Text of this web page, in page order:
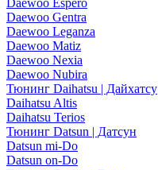
Daewoo Espero
Daewoo Gentra
Daewoo Leganza
Daewoo Matiz
Daewoo Nexia
Daewoo Nubira
Тюнинг Daihatsu | Дайхатсу
Daihatsu Altis
Daihatsu Terios
Тюнинг Datsun | Датсун
Datsun mi-Do
Datsun on-Do